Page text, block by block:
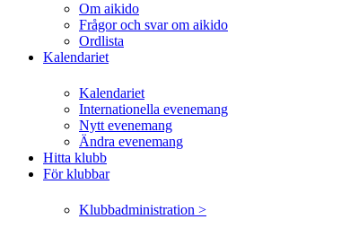
Om aikido
Frågor och svar om aikido
Ordlista
Kalendariet
Kalendariet
Internationella evenemang
Nytt evenemang
Ändra evenemang
Hitta klubb
För klubbar
Klubbadministration >